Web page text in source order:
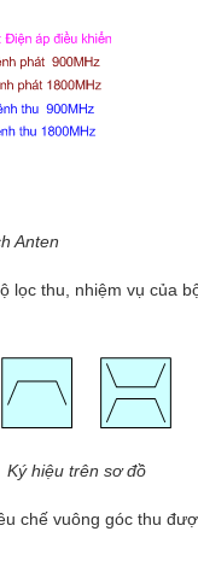
Anten
lọc thu, nhiệm vụ của
Ký hiệu trên sơ đồ
chế vuông góc thu